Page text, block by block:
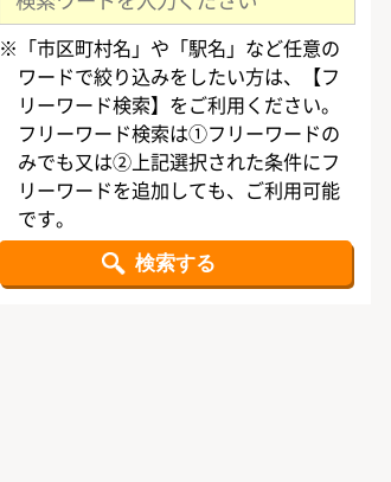
※「市区町村名」や「駅名」など任意の
ワードで絞り込みをしたい方は、【フ
リーワード検索】をご利用ください。
フリーワード検索は①フリーワードの
みでも又は②上記選択された条件にフ
リーワードを追加しても、ご利用可能
です。